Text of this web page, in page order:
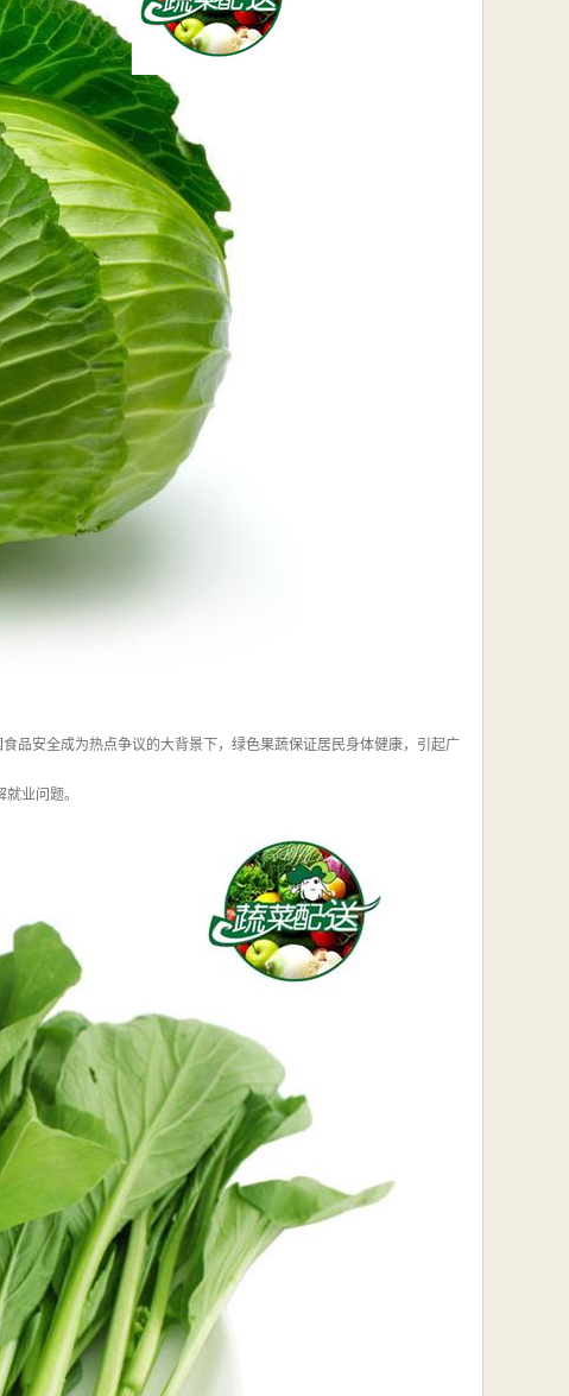
品安全成为热点争议的大背景下，绿色果蔬保证居民身体健康，引起广
业问题。